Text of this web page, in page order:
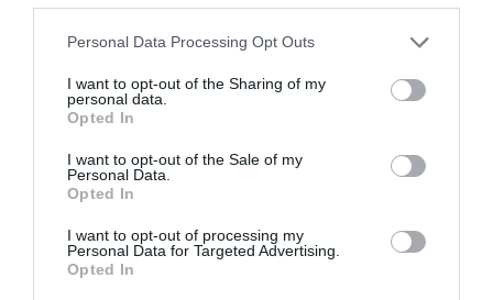
Please note that this website/app uses one or more Google
not limited to your visit or usage behaviour. You may click to
grant or deny consent to Google and its third-party tags to
use your data for below specified purposes in below Google
consent section.
Personal Data Processing Opt Outs
I want to opt-out of the Sharing of my
personal data.
Opted In
I want to opt-out of the Sale of my
Personal Data.
Opted In
I want to opt-out of processing my
Personal Data for Targeted Advertising.
Opted In